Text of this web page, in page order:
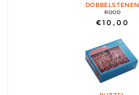
DOBBELSTENEN
ROOD
€10,00